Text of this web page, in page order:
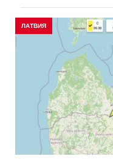
ЛАТВИЯ